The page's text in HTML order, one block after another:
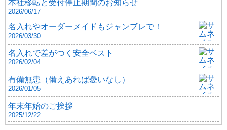
2026/06/17
名入れやオーダーメイドもジャンブレで！
2026/03/30
名入れで差がつく安全ベスト
2026/02/04
有備無患（備えあれば憂いなし）
2026/01/05
年末年始のご挨拶
2025/12/22